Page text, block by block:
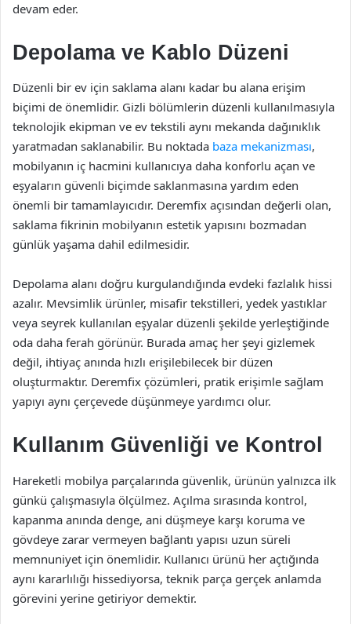
devam eder.
Depolama ve Kablo Düzeni
Düzenli bir ev için saklama alanı kadar bu alana erişim
biçimi de önemlidir. Gizli bölümlerin düzenli kullanılmasıyla
teknolojik ekipman ve ev tekstili aynı mekanda dağınıklık
yaratmadan saklanabilir. Bu noktada baza mekanizması,
mobilyanın iç hacmini kullanıcıya daha konforlu açan ve
eşyaların güvenli biçimde saklanmasına yardım eden
önemli bir tamamlayıcıdır. Deremfix açısından değerli olan,
saklama fikrinin mobilyanın estetik yapısını bozmadan
günlük yaşama dahil edilmesidir.
Depolama alanı doğru kurgulandığında evdeki fazlalık hissi
azalır. Mevsimlik ürünler, misafir tekstilleri, yedek yastıklar
veya seyrek kullanılan eşyalar düzenli şekilde yerleştiğinde
oda daha ferah görünür. Burada amaç her şeyi gizlemek
değil, ihtiyaç anında hızlı erişilebilecek bir düzen
oluşturmaktır. Deremfix çözümleri, pratik erişimle sağlam
yapıyı aynı çerçevede düşünmeye yardımcı olur.
Kullanım Güvenliği ve Kontrol
Hareketli mobilya parçalarında güvenlik, ürünün yalnızca ilk
günkü çalışmasıyla ölçülmez. Açılma sırasında kontrol,
kapanma anında denge, ani düşmeye karşı koruma ve
gövdeye zarar vermeyen bağlantı yapısı uzun süreli
memnuniyet için önemlidir. Kullanıcı ürünü her açtığında
aynı kararlılığı hissediyorsa, teknik parça gerçek anlamda
görevini yerine getiriyor demektir.